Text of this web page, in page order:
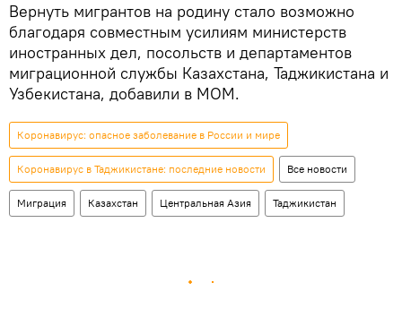
Вернуть мигрантов на родину стало возможно
благодаря совместным усилиям министерств
иностранных дел, посольств и департаментов
миграционной службы Казахстана, Таджикистана и
Узбекистана, добавили в МОМ.
Коронавирус: опасное заболевание в России и мире
Коронавирус в Таджикистане: последние новости Все новости
Миграция Казахстан Центральная Азия Таджикистан